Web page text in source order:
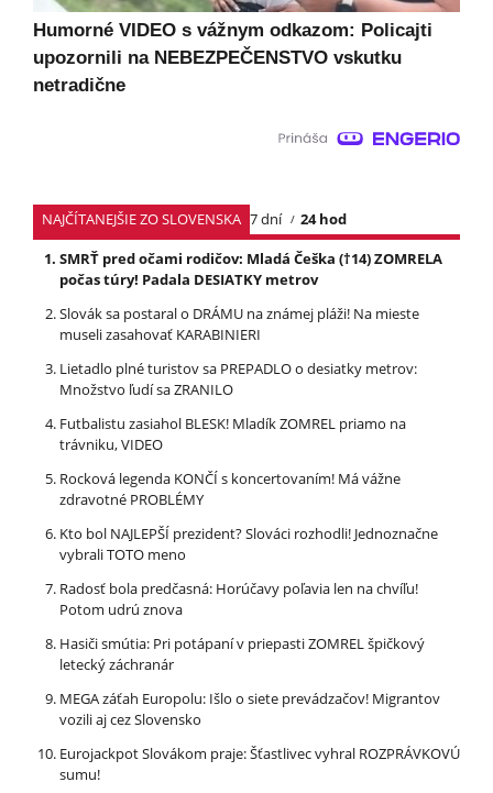
Humorné VIDEO s vážnym odkazom: Policajti
upozornili na NEBEZPEČENSTVO vskutku
netradične
NAJČÍTANEJŠIE ZO SLOVENSKA 7 dní
24 hod
SMRŤ pred očami rodičov: Mladá Češka (†14) ZOMRELA
počas túry! Padala DESIATKY metrov
Slovák sa postaral o DRÁMU na známej pláži! Na mieste
museli zasahovať KARABINIERI
Lietadlo plné turistov sa PREPADLO o desiatky metrov:
Množstvo ľudí sa ZRANILO
Futbalistu zasiahol BLESK! Mladík ZOMREL priamo na
trávniku, VIDEO
Rocková legenda KONČÍ s koncertovaním! Má vážne
zdravotné PROBLÉMY
Kto bol NAJLEPŠÍ prezident? Slováci rozhodli! Jednoznačne
vybrali TOTO meno
Radosť bola predčasná: Horúčavy poľavia len na chvíľu!
Potom udrú znova
Hasiči smútia: Pri potápaní v priepasti ZOMREL špičkový
letecký záchranár
MEGA záťah Europolu: Išlo o siete prevádzačov! Migrantov
vozili aj cez Slovensko
Eurojackpot Slovákom praje: Šťastlivec vyhral ROZPRÁVKOVÚ
sumu!